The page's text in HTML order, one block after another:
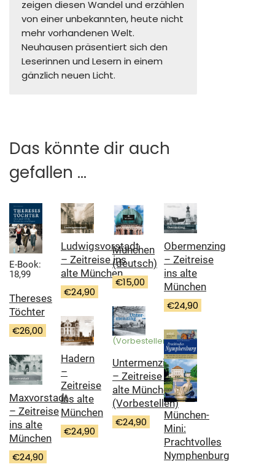
zeigen diesen Wandel und erzählen
von einer unbekannten, heute nicht
mehr vorhandenen Welt.
Neuhausen präsentiert sich den
Leserinnen und Lesern in einem
gänzlich neuen Licht.
Das könnte dir auch
gefallen …
E-Book:
18,99
Thereses
Töchter
€26,00
Ludwigsvorstadt
– Zeitreise ins
alte München
€24,90
München
(deutsch)
€15,00
Obermenzing
– Zeitreise
ins alte
München
€24,90
(Vorbestellen)
Untermenzing
– Zeitreise ins
alte München
(Vorbestellen)
€24,90
Hadern
–
Zeitreise
ins alte
München
€24,90
München-
Mini:
Prachtvolles
Nymphenburg
Maxvorstadt
– Zeitreise
ins alte
München
€24,90